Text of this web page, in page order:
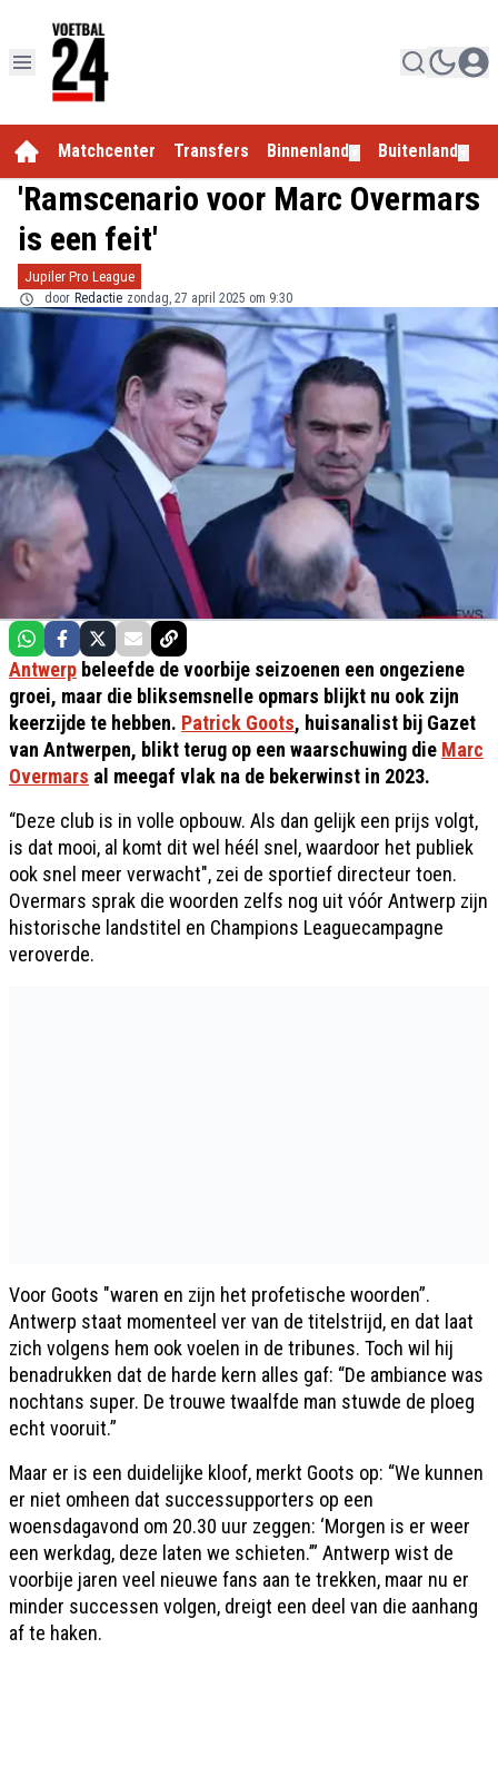
Matchcenter Transfers Binnenland Buitenland
'Ramscenario voor Marc Overmars
is een feit'
Jupiler Pro League
door Redactie zondag, 27 april 2025 om 9:30
Antwerp beleefde de voorbije seizoenen een ongeziene
groei, maar die bliksemsnelle opmars blijkt nu ook zijn
keerzijde te hebben. Patrick Goots, huisanalist bij Gazet
van Antwerpen, blikt terug op een waarschuwing die Marc
Overmars al meegaf vlak na de bekerwinst in 2023.
“Deze club is in volle opbouw. Als dan gelijk een prijs volgt,
is dat mooi, al komt dit wel héél snel, waardoor het publiek
ook snel meer verwacht", zei de sportief directeur toen.
Overmars sprak die woorden zelfs nog uit vóór Antwerp zijn
historische landstitel en Champions Leaguecampagne
veroverde.
Voor Goots "waren en zijn het profetische woorden”.
Antwerp staat momenteel ver van de titelstrijd, en dat laat
zich volgens hem ook voelen in de tribunes. Toch wil hij
benadrukken dat de harde kern alles gaf: “De ambiance was
nochtans super. De trouwe twaalfde man stuwde de ploeg
echt vooruit.”
Maar er is een duidelijke kloof, merkt Goots op: “We kunnen
er niet omheen dat successupporters op een
woensdagavond om 20.30 uur zeggen: ‘Morgen is er weer
een werkdag, deze laten we schieten.’” Antwerp wist de
voorbije jaren veel nieuwe fans aan te trekken, maar nu er
minder successen volgen, dreigt een deel van die aanhang
af te haken.